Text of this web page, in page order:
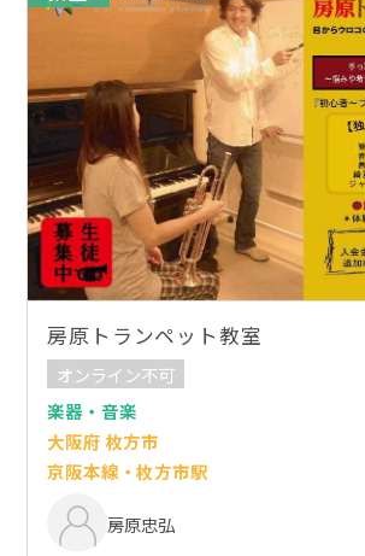
房原トランペット教室
オンライン不可
楽器・音楽
大阪府 枚方市
京阪本線・枚方市駅
房原忠弘